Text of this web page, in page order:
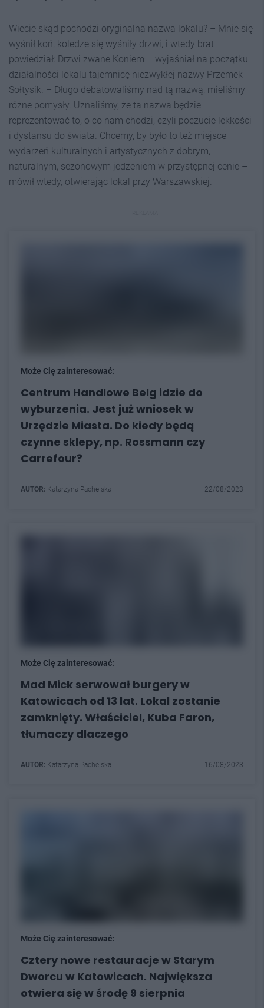
Wiecie skąd pochodzi oryginalna nazwa lokalu? – Mnie się
wyśnił koń, koledze się wyśniły drzwi, i wtedy brat
powiedział: Drzwi zwane Koniem – wyjaśniał na początku
działalności lokalu tajemnicę niezwykłej nazwy Przemek
Sołtysik. – Długo debatowaliśmy nad tą nazwą, mieliśmy
różne pomysły. Uznaliśmy, że ta nazwa będzie
reprezentować to, o co nam chodzi, czyli poczucie lekkości
i dystansu do świata. Chcemy, by było to też miejsce
wydarzeń kulturalnych i artystycznych z dobrym,
naturalnym, sezonowym jedzeniem w przystępnej cenie –
mówił wtedy, otwierając lokal przy Warszawskiej.
Może Cię zainteresować:
Centrum Handlowe Belg idzie do
wyburzenia. Jest już wniosek w
Urzędzie Miasta. Do kiedy będą
czynne sklepy, np. Rossmann czy
Carrefour?
AUTOR: Katarzyna Pachelska 22/08/2023
Może Cię zainteresować:
Mad Mick serwował burgery w
Katowicach od 13 lat. Lokal zostanie
zamknięty. Właściciel, Kuba Faron,
tłumaczy dlaczego
AUTOR: Katarzyna Pachelska 16/08/2023
Może Cię zainteresować:
Cztery nowe restauracje w Starym
Dworcu w Katowicach. Największa
otwiera się w środę 9 sierpnia